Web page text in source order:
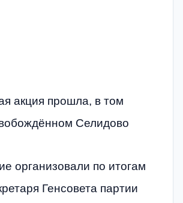
акция прошла, в том
Селидово
организовали по итогам
Генсовета партии